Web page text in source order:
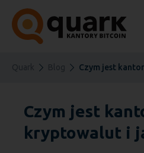
Czym jest
Czym jest
kryptowalut i